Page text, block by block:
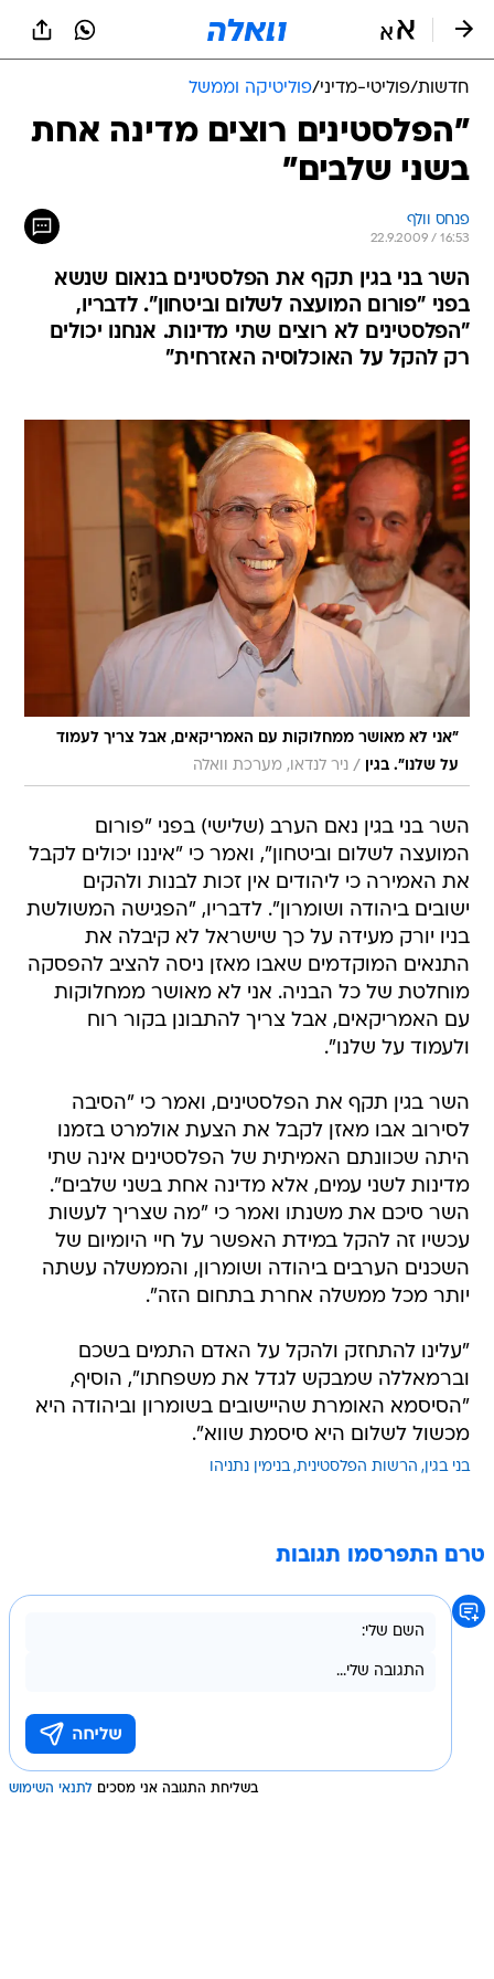
חדשות/פוליטי-מדיני/פוליטיקה וממשל
"הפלסטינים רוצים מדינה אחת
בשני שלבים"
פנחס וולף
22.9.2009 / 16:53
השר בני בגין תקף את הפלסטינים בנאום שנשא
בפני "פורום המועצה לשלום וביטחון". לדבריו,
"הפלסטינים לא רוצים שתי מדינות. אנחנו יכולים
רק להקל על האוכלוסיה האזרחית"
"אני לא מאושר ממחלוקות עם האמריקאים, אבל צריך לעמוד
על שלנו". בגין
/ ניר לנדאו, מערכת וואלה
השר בני בגין נאם הערב (שלישי) בפני "פורום
המועצה לשלום וביטחון", ואמר כי "איננו יכולים לקבל
את האמירה כי ליהודים אין זכות לבנות ולהקים
ישובים ביהודה ושומרון". לדבריו, "הפגישה המשולשת
בניו יורק מעידה על כך שישראל לא קיבלה את
התנאים המוקדמים שאבו מאזן ניסה להציב להפסקה
מוחלטת של כל הבניה. אני לא מאושר ממחלוקות
עם האמריקאים, אבל צריך להתבונן בקור רוח
ולעמוד על שלנו".
השר בגין תקף את הפלסטינים, ואמר כי "הסיבה
לסירוב אבו מאזן לקבל את הצעת אולמרט בזמנו
היתה שכוונתם האמיתית של הפלסטינים אינה שתי
מדינות לשני עמים, אלא מדינה אחת בשני שלבים".
השר סיכם את משנתו ואמר כי "מה שצריך לעשות
עכשיו זה להקל במידת האפשר על חיי היומיום של
השכנים הערבים ביהודה ושומרון, והממשלה עשתה
יותר מכל ממשלה אחרת בתחום הזה".
"עלינו להתחזק ולהקל על האדם התמים בשכם
וברמאללה שמבקש לגדל את משפחתו", הוסיף,
"הסיסמא האומרת שהיישובים בשומרון וביהודה היא
מכשול לשלום היא סיסמת שווא".
בני בגין הרשות הפלסטינית בנימין נתניהו
טרם התפרסמו תגובות
בשליחת התגובה אני מסכים לתנאי השימוש